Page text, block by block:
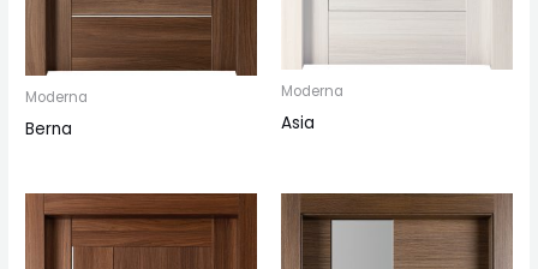
Moderna
Berna
Moderna
Asia